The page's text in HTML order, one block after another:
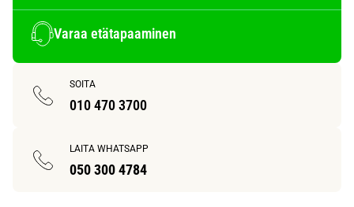
Varaa etätapaaminen
SOITA
010 470 3700
LAITA WHATSAPP
050 300 4784